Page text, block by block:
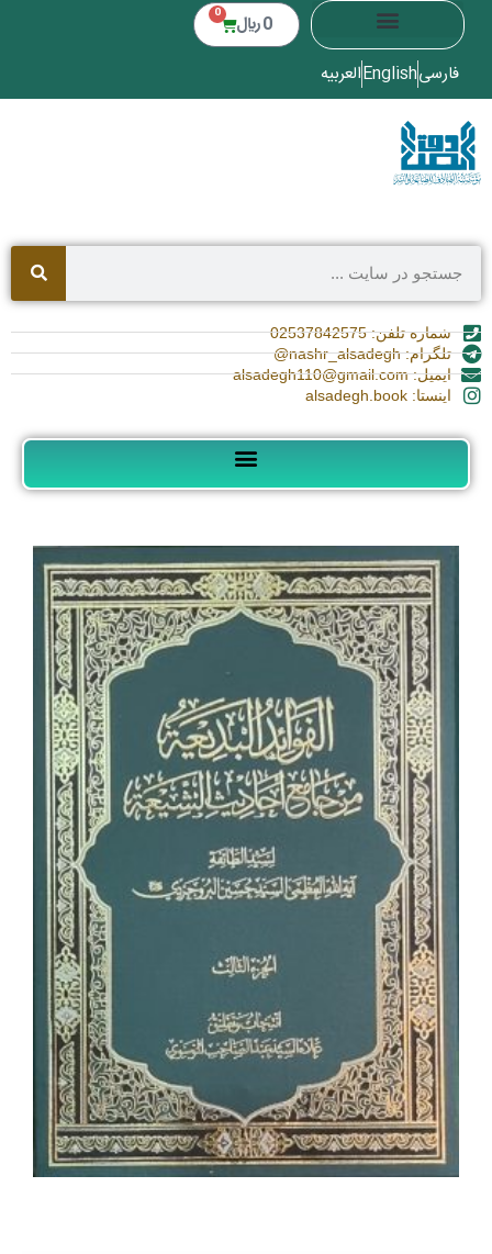
0 ﷼ 0
فارسیEnglishالعربیه
شماره تلفن: 02537842575
تلگرام: nashr_alsadegh@
ایمیل: alsadegh110@gmail.com
اینستا: alsadegh.book